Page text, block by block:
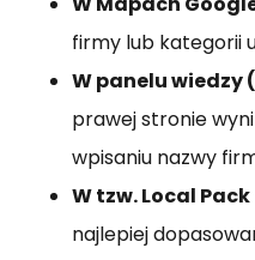
firmy lub kategorii
W panelu wiedzy
prawej stronie
wpisaniu nazwy
W tzw. Local Pack
najlepiej